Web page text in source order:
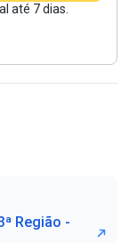
Região -
até 7 dias.